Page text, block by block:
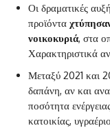
Οι δραματικές
προϊόντα
νοικοκυριά, στα
Χαρακτηριστικά
Μεταξύ 2021 και
δαπάνη, αν και
ποσότητα
κατοικίας,